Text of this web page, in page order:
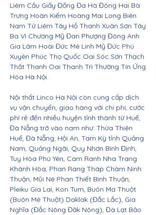
Liêm Cầu Giấy Đống Đa Hà Đông Hai Bà
Trưng Hoàn Kiếm Hoàng Mai Long Biên
Nam Từ Liêm Tây Hồ Thanh Xuân Sơn Tây
Ba Vì Chương Mỹ Đan Phượng Đông Anh
Gia Lâm Hoài Đức Mê Linh Mỹ Đức Phú
Xuyên Phúc Thọ Quốc Oai Sóc Sơn Thạch
Thất Thanh Oai Thanh Trì Thường Tín Ứng
Hòa Hà Nội.
Nội thất Linco Hà Nội còn cung cấp dịch
vụ vận chuyển, giao hàng với chi phí, cước
phí rẻ đến nhiều huyện tỉnh thành từ Huế,
Đà Nẵng trở vào nam như: Thừa Thiên
Huế, Đà Nẵng, Hội An, Tam Kỳ tỉnh Quảng
Nam, Quảng Ngãi, Quy Nhơn Bình Định,
Tuy Hòa Phú Yên, Cam Ranh Nha Trang
Khánh Hòa, Phan Rang Tháp Chàm Ninh
Thuận, Mũi Né Phan Thiết Bình Thuận,
Pleiku Gia Lai, Kon Tum, Buôn Ma Thuột
(Buôn Mê Thuột) Daklak (Đắc Lắc), Gia
Nghĩa (Đắc Nông Đăk Nông), Đà Lạt Bảo